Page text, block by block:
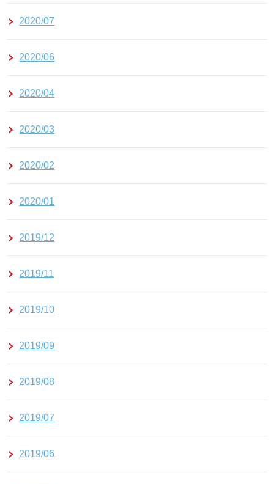
2020/07
2020/06
2020/04
2020/03
2020/02
2020/01
2019/12
2019/11
2019/10
2019/09
2019/08
2019/07
2019/06